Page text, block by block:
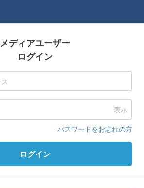
メディアユーザー
ログイン
表示
パスワードをお忘れの方
ログイン